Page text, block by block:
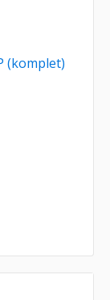
(komplet)